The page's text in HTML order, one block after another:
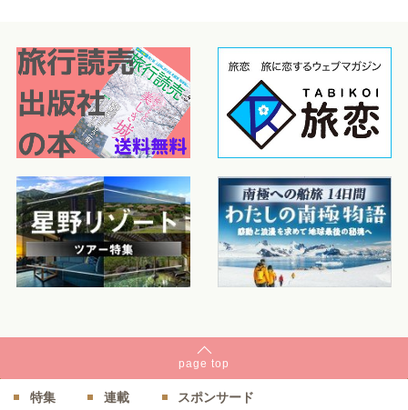
page top
特集 連載
スポンサード